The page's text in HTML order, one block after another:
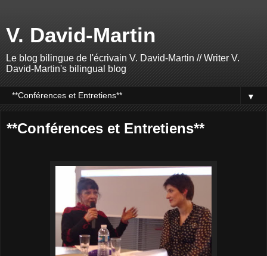
V. David-Martin
Le blog bilingue de l'écrivain V. David-Martin // Writer V.
David-Martin's bilingual blog
▼
**Conférences et Entretiens**